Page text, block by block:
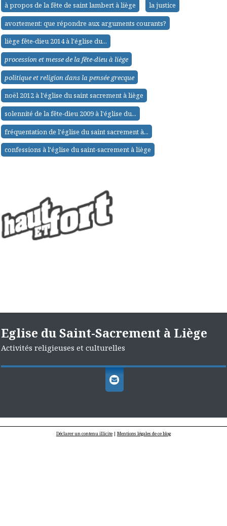
à propos de la fête de saint lambert à liège
la justice
avortement: que répondre aux arguments courants?
liège fête-dieu 2014 à l'église du...
procession et messe de la fête-dieu à liège
politique et religion dans la pensée grecque
noël 2012 à l'église du saint sacrement à liège
solennité de la fête-dieu 2009 à l'église du...
fréquentation de l'église du saint sacrement à...
confessions à l'église du saint-sacrement à liège
Eglise du Saint-Sacrement à Liège
Activités religieuses et culturelles
Déclarer un contenu illicite | Mentions légales de ce blog